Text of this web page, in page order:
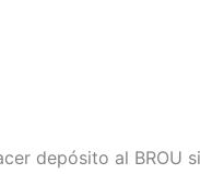
depósito al BROU